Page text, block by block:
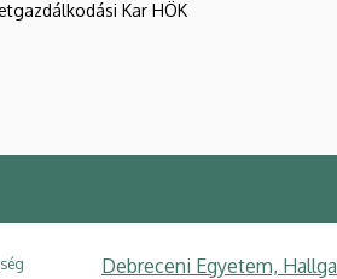
Kar HÖK
Debreceni Egyetem,